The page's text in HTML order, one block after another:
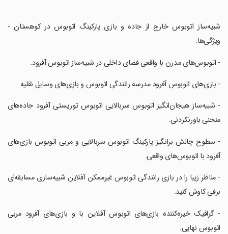
‏شبیه‌ساز اتوبوس خارج از جاده و بازی پارکینگ اتوبوس در کوهستان -
ویژگی‌ها:
‏- اتوبوس‌های مدرن با واقعی فضای داخلی در شبیه‌ساز اتوبوس آفرود.
‏- بازی‌های اتوبوس آفرود مدرسه رانندگی اتوبوس و بازی‌های وسایل نقلیه
‏- شبیه‌ساز هیجان‌انگیز اتوبوس سربالایی اتوبوس توریستی آفرود جاده‌های
منحنی باورنکردنی.
‏- سطوح چالش برانگیز پارکینگ اتوبوس سربالایی و مربی اتوبوس بازی‌های
آفرود با اتوبوس‌های واقعی.
‏- مناظر زیبا را در بازی رانندگی اتوبوس غیرممکن آفلاین شبیه‌سازی مسابقه‌ای
برفی کاوش کنید.
‏- گرافیک خیره‌کننده بازی‌های اتوبوس آفلاین با و بازی‌های آفرود مربی
اتوبوس نهایی.